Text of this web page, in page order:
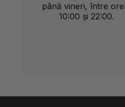
până vineri, între
10:00 și 22:00.